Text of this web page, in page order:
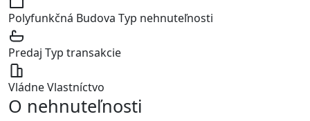
Polyfunkčná Budova Typ nehnuteľnosti
Predaj Typ transakcie
VládneVlastníctvo
O nehnuteľnosti